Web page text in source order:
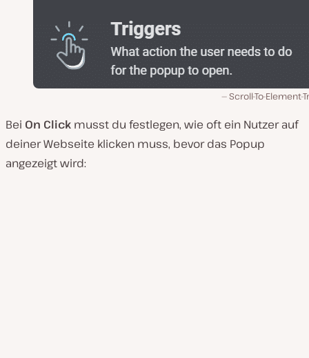
Scroll-To-Element-
Bei On Click musst du festlegen, wie oft ein Nutzer auf
deiner Webseite klicken muss, bevor das Popup
angezeigt wird: